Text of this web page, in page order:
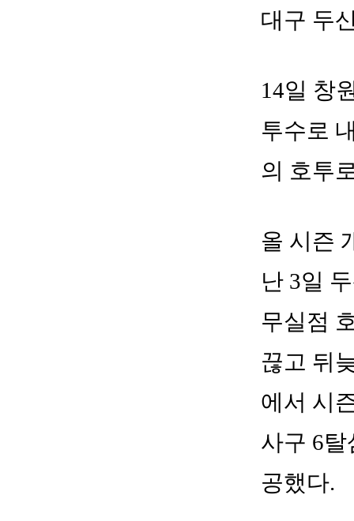
대구 두
14일 창
투수로
의 호투
올 시즌
난 3일
무실점
끊고 뒤
에서 시
사구 6
공했다.